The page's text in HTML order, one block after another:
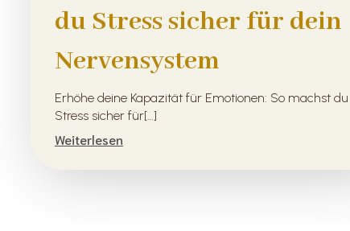
du Stress sicher für dein
Nervensystem
Erhöhe deine Kapazität für Emotionen: So machst du
Stress sicher für[…]
Weiterlesen